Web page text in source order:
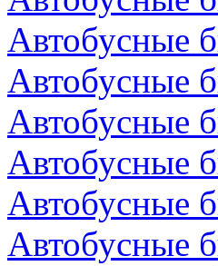
Автобусные
Автобусные
Автобусные
Автобусные
Автобусные
Автобусные